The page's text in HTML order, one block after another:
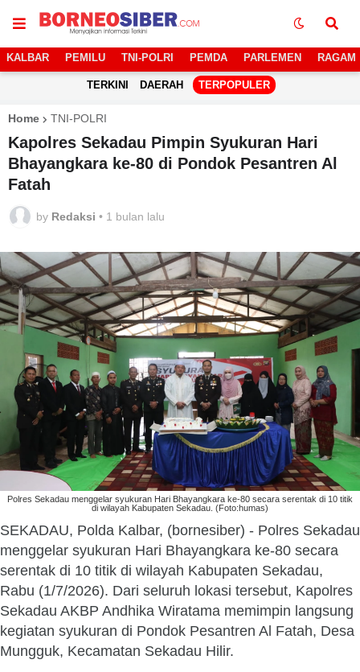
KALBAR PEMILU TNI-POLRI PEMDA PARLEMEN RAGAM
TERKINI DAERAH TERPOPULER
Home TNI-POLRI
Kapolres Sekadau Pimpin Syukuran Hari
Bhayangkara ke-80 di Pondok Pesantren Al
Fatah
by Redaksi • 1 bulan lalu
Polres Sekadau menggelar syukuran Hari Bhayangkara ke-80 secara serentak di 10 titik
di wilayah Kabupaten Sekadau. (Foto:humas)
SEKADAU, Polda Kalbar, (bornesiber) - Polres Sekadau
menggelar syukuran Hari Bhayangkara ke-80 secara
serentak di 10 titik di wilayah Kabupaten Sekadau,
Rabu (1/7/2026). Dari seluruh lokasi tersebut, Kapolres
Sekadau AKBP Andhika Wiratama memimpin langsung
kegiatan syukuran di Pondok Pesantren Al Fatah, Desa
Mungguk, Kecamatan Sekadau Hilir.